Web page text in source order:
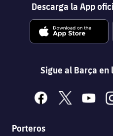
Descarga la App
Sigue al Barça en
facebook
x youtube
Porteros